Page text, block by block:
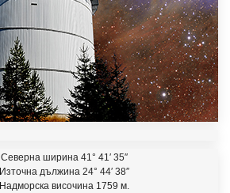
Северна ширина 41° 41′ 35″
Източна дължина 24° 44′ 38″
Надморска височина 1759 м.